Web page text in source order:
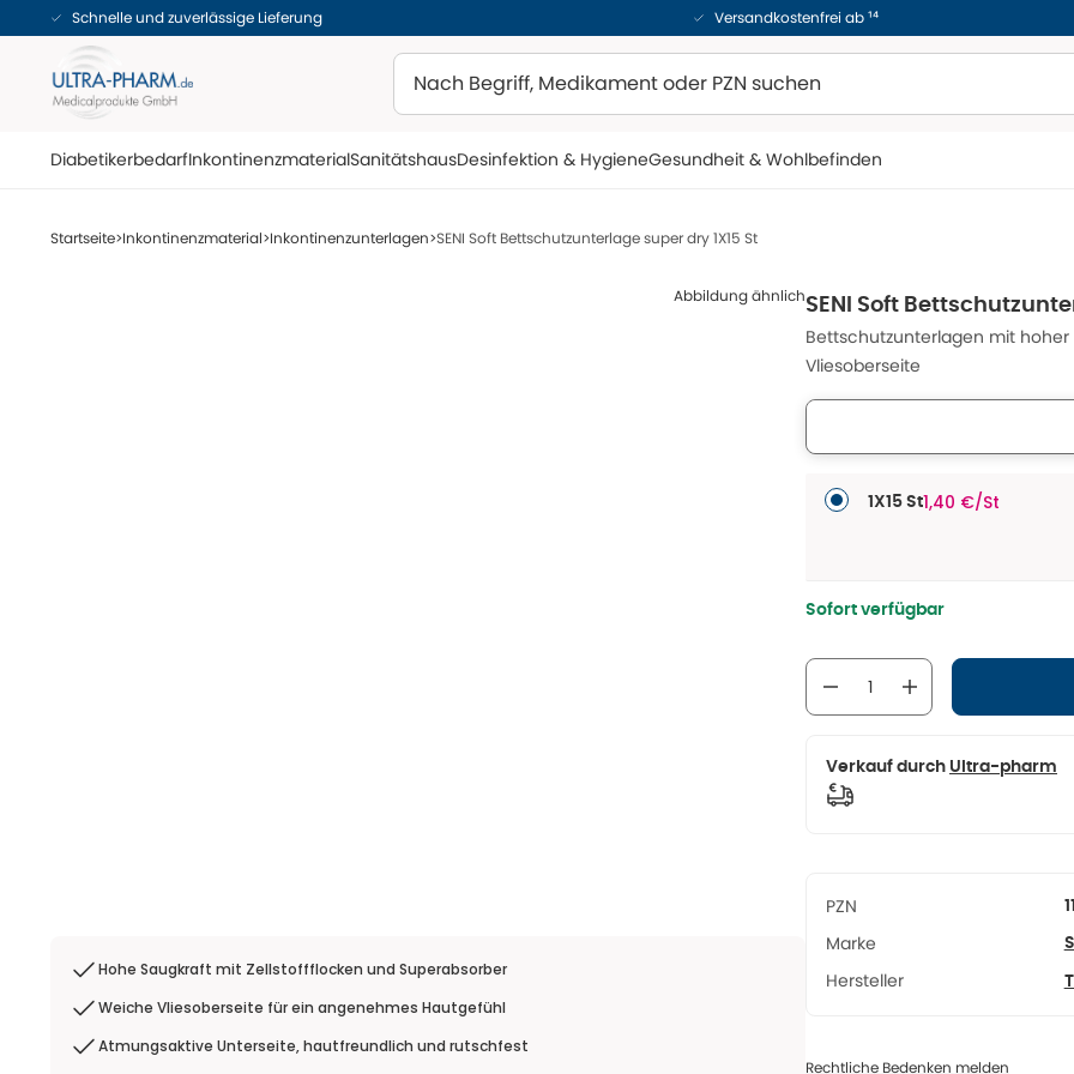
Schnelle und zuverlässige Lieferung Versandkostenfrei ab ¹⁴
DiabetikerbedarfInkontinenzmaterialSanitätshausDesinfektion & HygieneGesundheit & Wohlbefinden
Startseite Inkontinenzmaterial Inkontinenzunterlagen SENI Soft Bettschutzunterlage super dry 1X15 St
Abbildung ähnlich
Hohe Saugkraft mit Zellstoffflocken und Superabsorber
Weiche Vliesoberseite für ein angenehmes Hautgefühl
Atmungsaktive Unterseite, hautfreundlich und rutschfest
SENI Soft
Bettschutzunterlagen mit
Vliesoberseite
1X15 St1,40 €/St
Sofort verfügbar
Verkauf durch Ultra-pharm
PZN
Marke
Hersteller
Rechtliche Bedenken melden